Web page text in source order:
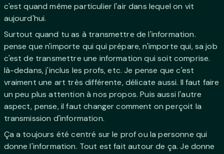
c'est quand même particulier l'air dans lequel on vit
aujourd'hui.
Surtout quand tu as à transmettre de l'information.
pense que n'importe qui qui prépare, n'importe qui, sa job
c'est de transmettre une information qui soit comprise.
là-dedans, j'inclus les profs, etc. Je pense que c'est
vraiment une art très différente, délicate aussi. Il faut faire
un peu plus attention à nos propos. Puis aussi l'autre
aspect, pense, il faut changer comment on perçoit la
transmission d'information.
Ça a toujours été centré sur le prof ou la personne qui
donne l'information. Tout est fait autour de ça. Je donne